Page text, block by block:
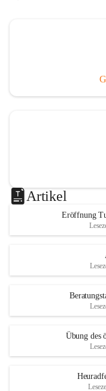
Artikel
Eröffnung
Übung des